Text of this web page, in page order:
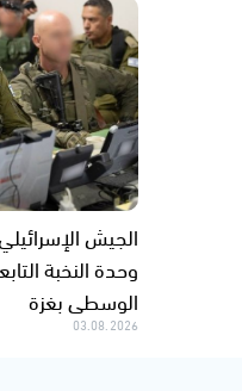
الجيش
وحدة النخبة
الوسطى بغزة
03.08.2026